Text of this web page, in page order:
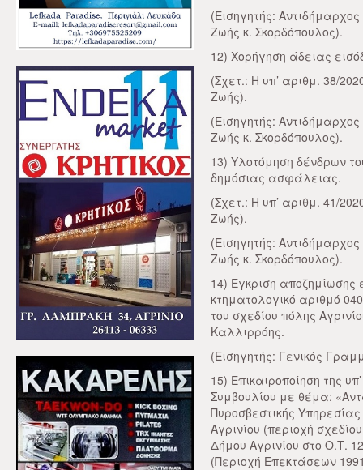
(Εισηγητής:
Ζωής κ. Σκορδόπουλος).
12) Χορήγηση άδειας
(Σχετ.: Η υπ’ αριθμ. 38/
Ζωής).
(Εισηγητής:
Ζωής κ. Σκορδόπουλος).
13) Υλοτόμηση δένδρων
δημόσιας ασφάλειας.
(Σχετ.: Η υπ’ αριθμ. 41/
Ζωής).
(Εισηγητής:
Ζωής κ. Σκορδόπουλος).
14) Έγκριση αποζημίωσης
κτηματολογικό αριθμό
του σχεδίου πόλης
Καλλιρρόης.
(Εισηγητής: Γενικός
15) Επικαιροποίηση της
Συμβουλίου με θέμα:
Πυροσβεστικής
Αγρινίου (περιοχή
Δήμου Αγρινίου στο Ο.Τ.
(Περιοχή Επεκτάσεων